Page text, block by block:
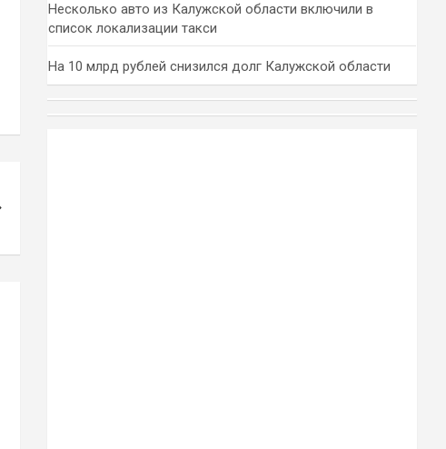
Несколько авто из Калужской области включили в
список локализации такси
На 10 млрд рублей снизился долг Калужской области